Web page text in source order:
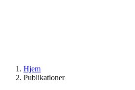
Hjem
Publikationer